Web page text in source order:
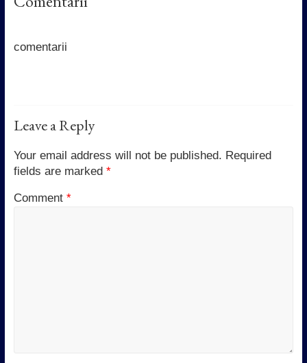
b
k
t
s
p
e
comentarii
Leave a Reply
Your email address will not be published. Required
fields are marked *
Comment *